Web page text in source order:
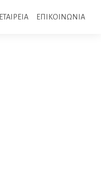
ΕΤΑΙΡΕΙΑ ΕΠΙΚΟΙΝΩΝΙΑ